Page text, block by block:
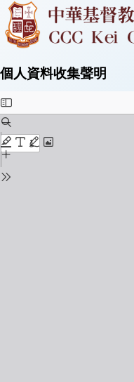
個人資料收集聲明